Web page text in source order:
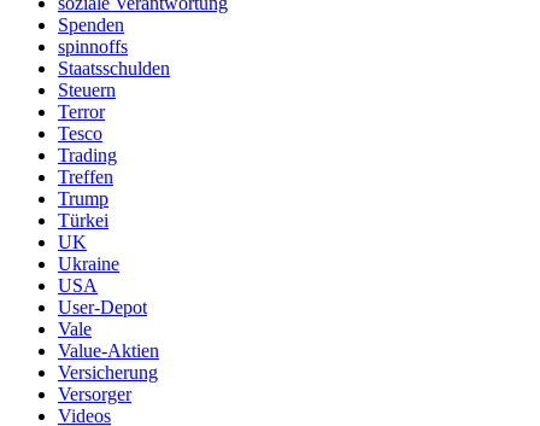
Spenden
spinnoffs
Staatsschulden
Steuern
Terror
Tesco
Trading
Treffen
Trump
Türkei
UK
Ukraine
USA
User-Depot
Vale
Value-Aktien
Versicherung
Versorger
Videos